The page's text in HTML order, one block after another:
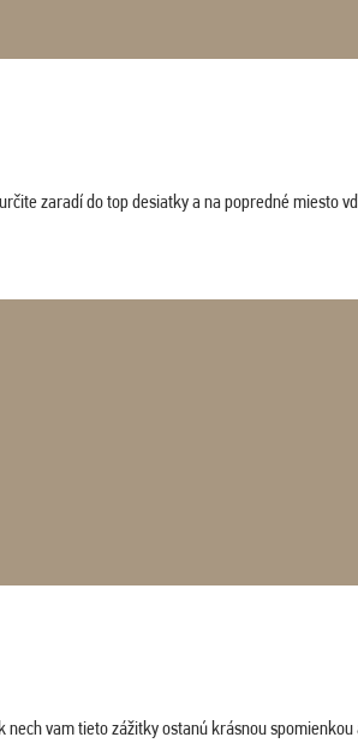
zaradí do top desiatky a na popredné miesto
vam tieto zážitky ostanú krásnou